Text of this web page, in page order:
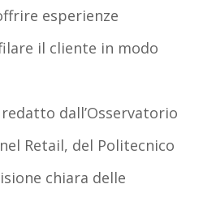
esperienze
il cliente in modo
dall’Osservatorio
Retail, del Politecnico
chiara delle